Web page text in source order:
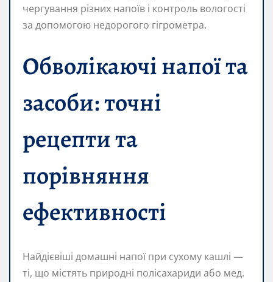
чергування різних напоїв і контроль вологості
за допомогою недорогого гігрометра.
Обволікаючі напої та
засоби: точні
рецепти та
порівняння
ефективності
Найдієвіші домашні напої при сухому кашлі —
ті, що містять природні полісахариди або мед.